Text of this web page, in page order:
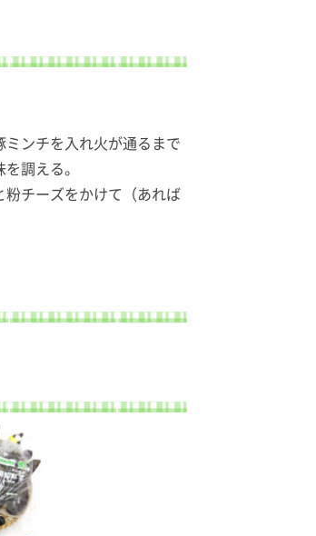
ンチを入れ火が通るまで
調える。
チーズをかけて（あれば